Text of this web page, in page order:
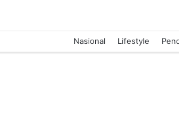
Nasional Lifestyle